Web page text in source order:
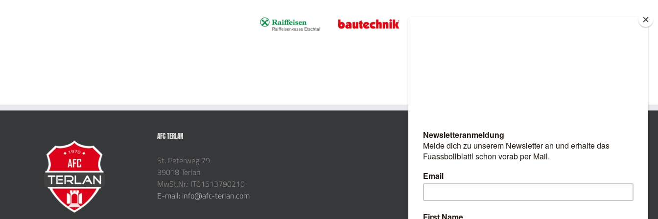
AFC TERLAN
St. Peterweg 79
39018 Terlan
MwSt.Nr.: IT01513790210
E-mail: info@afc-terlan.com